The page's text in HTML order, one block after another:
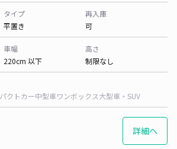
タイプ
平置き
再入庫
可
車幅
220cm 以下
高さ
制限なし
クトカー中型車ワンボックス大型車・SUV
詳細へ